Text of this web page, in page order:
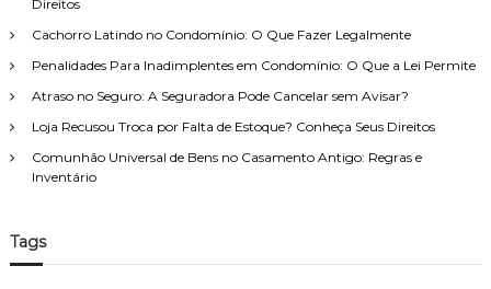
Direitos
Cachorro Latindo no Condomínio: O Que Fazer Legalmente
Penalidades Para Inadimplentes em Condomínio: O Que a Lei Permite
Atraso no Seguro: A Seguradora Pode Cancelar sem Avisar?
Loja Recusou Troca por Falta de Estoque? Conheça Seus Direitos
Comunhão Universal de Bens no Casamento Antigo: Regras e
Inventário
Tags